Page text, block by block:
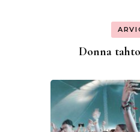
Donna